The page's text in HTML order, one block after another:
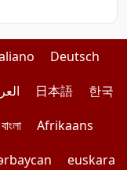
Deutsch
日本語
한국
বাংলা
Afrikaans
euskara